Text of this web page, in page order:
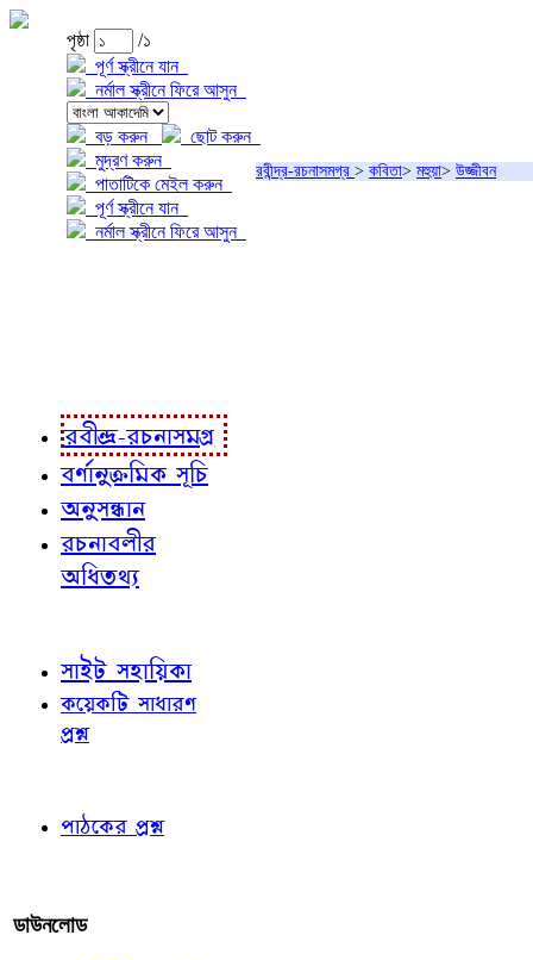
পৃষ্ঠা
/১
পূর্ণ স্ক্রীনে যান
নর্মাল স্ক্রীনে ফিরে আসুন
বড় করুন
ছোট করুন
মুদ্রণ করুন
পাতাটিকে মেইল করুন
পূর্ণ স্ক্রীনে যান
নর্মাল স্ক্রীনে ফিরে আসুন
রবীন্দ্র-রচনাসমগ্র > কবিতা> মহুয়া> উজ্জীবন
রবীন্দ্র-রচনাসমগ্র
বর্ণানুক্রমিক সূচি
অনুসন্ধান
রচনাবলীর
অধিতথ্য
সাইট সহায়িকা
কয়েকটি সাধারণ
প্রশ্ন
পাঠকের প্রশ্ন
ডাউনলোড